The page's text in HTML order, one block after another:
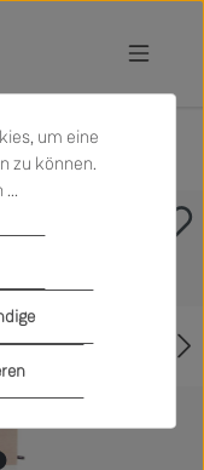
um eine
zu können.